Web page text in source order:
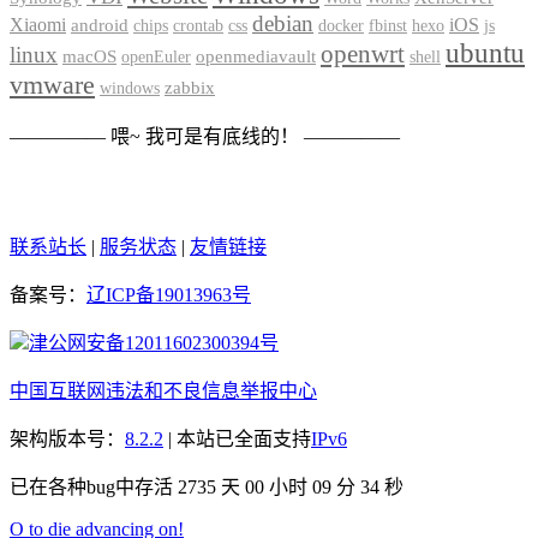
Xiaomi android chips crontab css debian docker fbinst hexo iOS js
linux macOS openEuler openmediavault openwrt shell ubuntu
vmware windows zabbix
————— 喂~ 我可是有底线的！ —————
联系站长 | 服务状态 | 友情链接
备案号： 辽ICP备19013963号
津公网安备12011602300394号
中国互联网违法和不良信息举报中心
架构版本号： 8.2.2 | 本站已全面支持IPv6
已在各种bug中存活 2735 天 00 小时 09 分 34 秒
O to die advancing on!